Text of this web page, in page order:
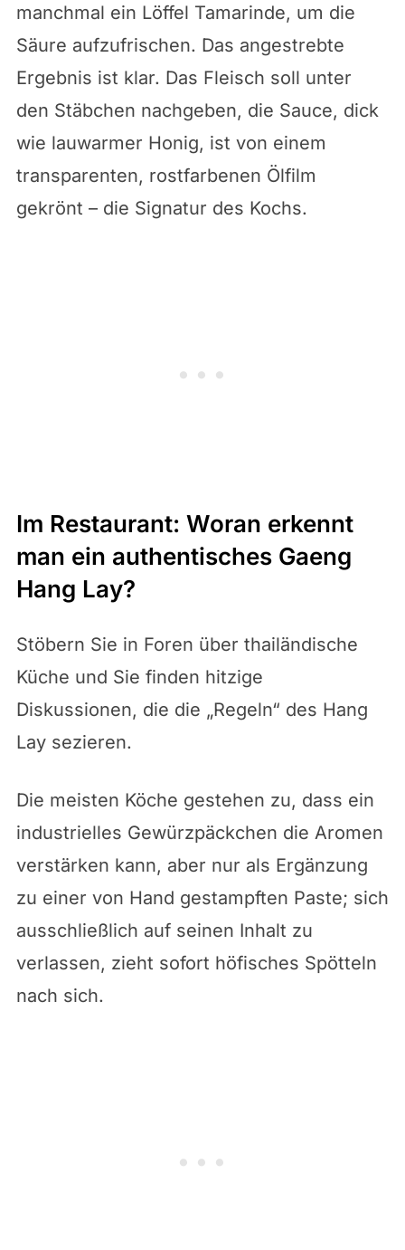
manchmal ein Löffel Tamarinde, um die
Säure aufzufrischen. Das angestrebte
Ergebnis ist klar. Das Fleisch soll unter
den Stäbchen nachgeben, die Sauce, dick
wie lauwarmer Honig, ist von einem
transparenten, rostfarbenen Ölfilm
gekrönt – die Signatur des Kochs.
Im Restaurant: Woran erkennt
man ein authentisches Gaeng
Hang Lay?
Stöbern Sie in Foren über thailändische
Küche und Sie finden hitzige
Diskussionen, die die „Regeln“ des Hang
Lay sezieren.
Die meisten Köche gestehen zu, dass ein
industrielles Gewürzpäckchen die Aromen
verstärken kann, aber nur als Ergänzung
zu einer von Hand gestampften Paste; sich
ausschließlich auf seinen Inhalt zu
verlassen, zieht sofort höfisches Spötteln
nach sich.